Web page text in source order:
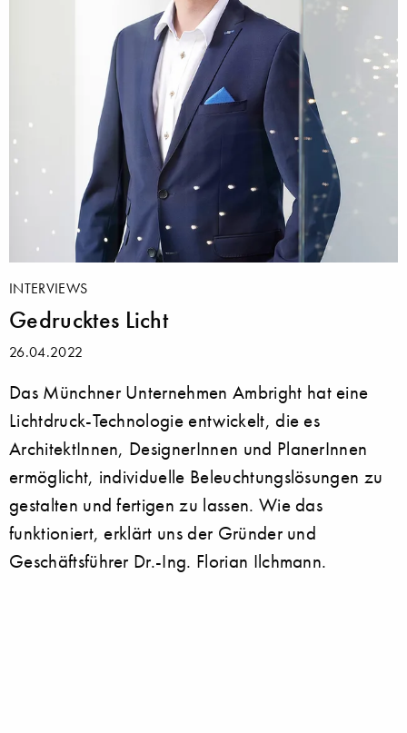
INTERVIEWS
Gedrucktes Licht
26.04.2022
Das Münchner Unternehmen Ambright hat eine
Lichtdruck-Technologie entwickelt, die es
ArchitektInnen, DesignerInnen und PlanerInnen
ermöglicht, individuelle Beleuchtungslösungen zu
gestalten und fertigen zu lassen. Wie das
funktioniert, erklärt uns der Gründer und
Geschäftsführer Dr.-Ing. Florian Ilchmann.